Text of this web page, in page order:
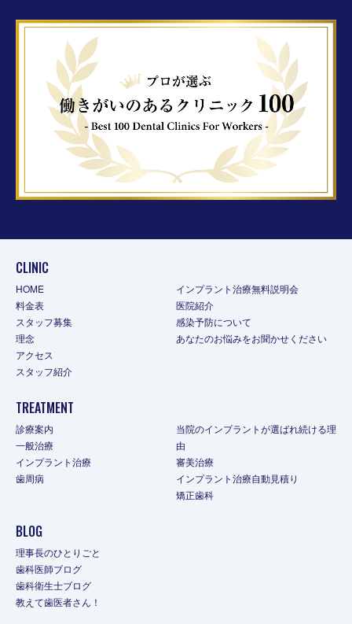
CLINIC
HOME
料金表
スタッフ募集
理念
アクセス
スタッフ紹介
インプラント治療無料説明会
医院紹介
感染予防について
あなたのお悩みをお聞かせください
TREATMENT
診療案内
一般治療
インプラント治療
歯周病
当院のインプラントが選ばれ続ける理
由
審美治療
インプラント治療自動見積り
矯正歯科
BLOG
理事長のひとりごと
歯科医師ブログ
歯科衛生士ブログ
教えて歯医者さん！